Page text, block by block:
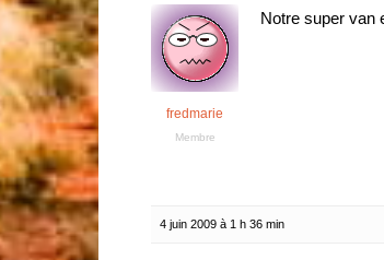
fredmarie
Membre
Notre super van
4 juin 2009 à 1 h 36 min